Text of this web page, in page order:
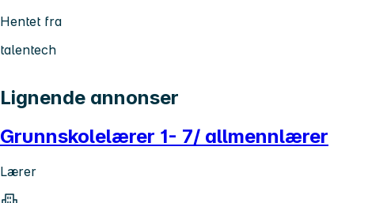
Hentet fra
talentech
Lignende annonser
Grunnskolelærer 1- 7/ allmennlærer
Lærer